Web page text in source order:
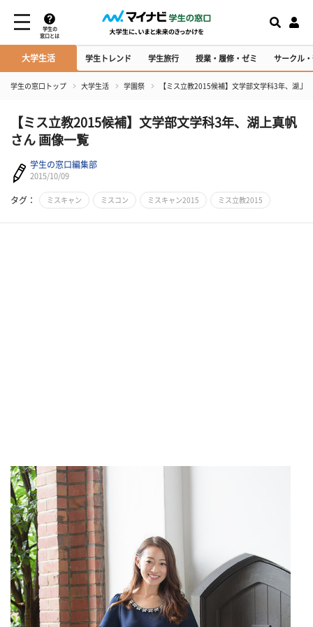
学生の
窓口とは
大学生活 学生トレンド 学生旅行 授業・履修・ゼミ サークル
学生の窓口トップ 大学生活 学園祭 【ミス立教2015候補】文学部文学科3年、湖上
【ミス立教2015候補】文学部文学科3年、湖上真帆
さん 画像一覧
学生の窓口編集部
2015/10/09
タグ： ミスキャン ミスコン ミスキャン2015 ミス立教2015